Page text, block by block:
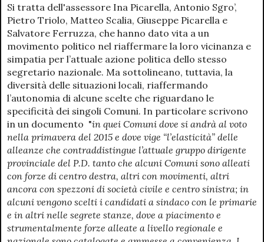
Si tratta dell'assessore Ina Picarella, Antonio Sgro’,
Pietro Triolo, Matteo Scalia, Giuseppe Picarella e
Salvatore Ferruzza, che hanno dato vita a un
movimento politico nel riaffermare la loro vicinanza e
simpatia per l’attuale azione politica dello stesso
segretario nazionale. Ma sottolineano, tuttavia, la
diversità delle situazioni locali, riaffermando
l’autonomia di alcune scelte che riguardano le
specificità dei singoli Comuni. In particolare scrivono
in un documento "in quei Comuni dove si andrà al voto
nella primavera del 2015 e dove vige “l’elasticità” delle
alleanze che contraddistingue l’attuale gruppo dirigente
provinciale del P.D. tanto che alcuni Comuni sono alleati
con forze di centro destra, altri con movimenti, altri
ancora con spezzoni di società civile e centro sinistra; in
alcuni vengono scelti i candidati a sindaco con le primarie
e in altri nelle segrete stanze, dove a piacimento e
strumentalmente forze alleate a livello regionale e